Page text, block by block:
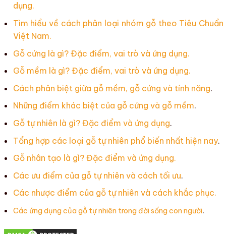
dụng.
Tìm hiểu về cách phân loại nhóm gỗ theo Tiêu Chuẩn
Việt Nam.
Gỗ cứng là gì? Đặc điểm, vai trò và ứng dụng.
Gỗ mềm là gì? Đặc điểm, vai trò và ứng dụng.
Cách phân biệt giữa gỗ mềm, gỗ cứng và tính năng.
Những điểm khác biệt của gỗ cứng và gỗ mềm.
Gỗ tự nhiên là gì? Đặc điểm và ứng dụng.
Tổng hợp các loại gỗ tự nhiên phổ biến nhất hiện nay.
Gỗ nhân tạo là gì? Đặc điểm và ứng dụng.
Các ưu điểm của gỗ tự nhiên và cách tối ưu.
Các nhược điểm của gỗ tự nhiên và cách khắc phục.
Các ứng dụng của gỗ tự nhiên trong đời sống con người.